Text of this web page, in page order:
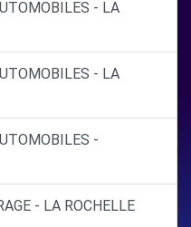
- LA
- LA
-
- LA ROCHELLE